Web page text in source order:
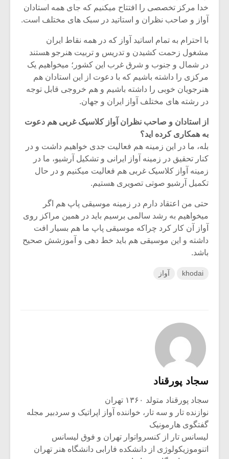
خدا مرکز تخصصی را افتتاح میکنیم که جای همه استادان
آواز و صاحب نظران و استاتید در سبک های مختلف است.
با احترام به تمام اساتید آواز که در همه نقاط ایران
مشغول زحمت کشیدن و تدریس و تربیت هنرجو هستند
در شمال و جنوب و شرق غرب این کشور؛ میخواهیم یک
مرکزی را داشته باشیم که با دعوت از این استادان هم
هنرجویان خوبی را داشته باشیم و هم خروجی قابل توجه
در رشته های مختلف آواز ایران و جهان.
از استادان و صاحب نظران آواز کلاسیک غربی هم دعوت
به همکاری کرده اید؟
بله، ما در این زمینه هم فعالیت جدی خواهیم داشت و در
کنار تحقیق در زمینه آواز ایرانی و تشکیل آرشیو، ما در
زمینه آواز کلاسیک غربی هم فعالیت میکنیم و در حال
تکمیل آرشیو صوتی تصویری هستیم.
حتی من اعتقاد دارم در زمینه موسیقی پاپ هم اگر
میخواهیم به رشد سالمی برسیم باید در همین مراکز روی
آواز آن کار کرد چراکه موسیقی پاپ ما هم بسیار افت
داشته و این موسیقی هم باید خط دهی و آموزشش صحیح
باشد.
khodai آواز
سجاد پورقناد
سجاد پورقناد متولد ۱۳۶۰ تهران
نوازنده تار و سه تار، خواننده آواز اپراتیک و سردبیر مجله
گفتگوی هارمونیک
لیسانس تار از کنسرواتوار تهران و فوق لیسانس
اتنوموزیکولوژی از دانشکده فارابی دانشگاه هنر تهران